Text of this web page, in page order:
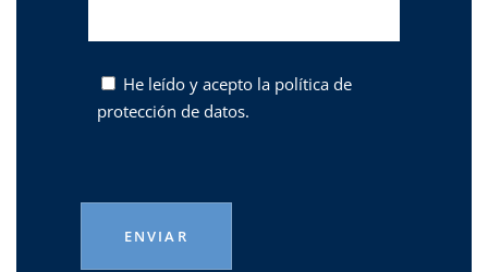
He leído y acepto la política de
protección de datos.